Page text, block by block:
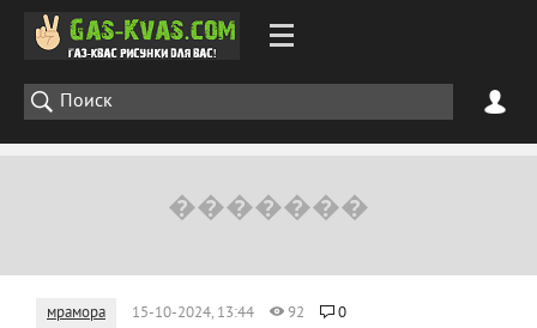
мрамора 15-10-2024, 13:44 92 0